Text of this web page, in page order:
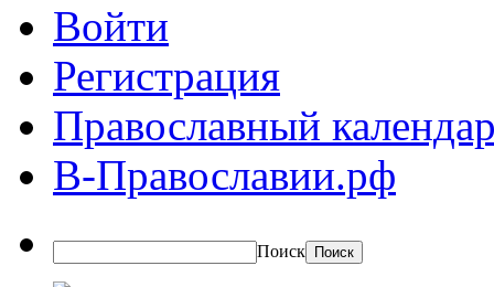
Войти
Регистрация
Православный
В-Православии.рф
Поиск